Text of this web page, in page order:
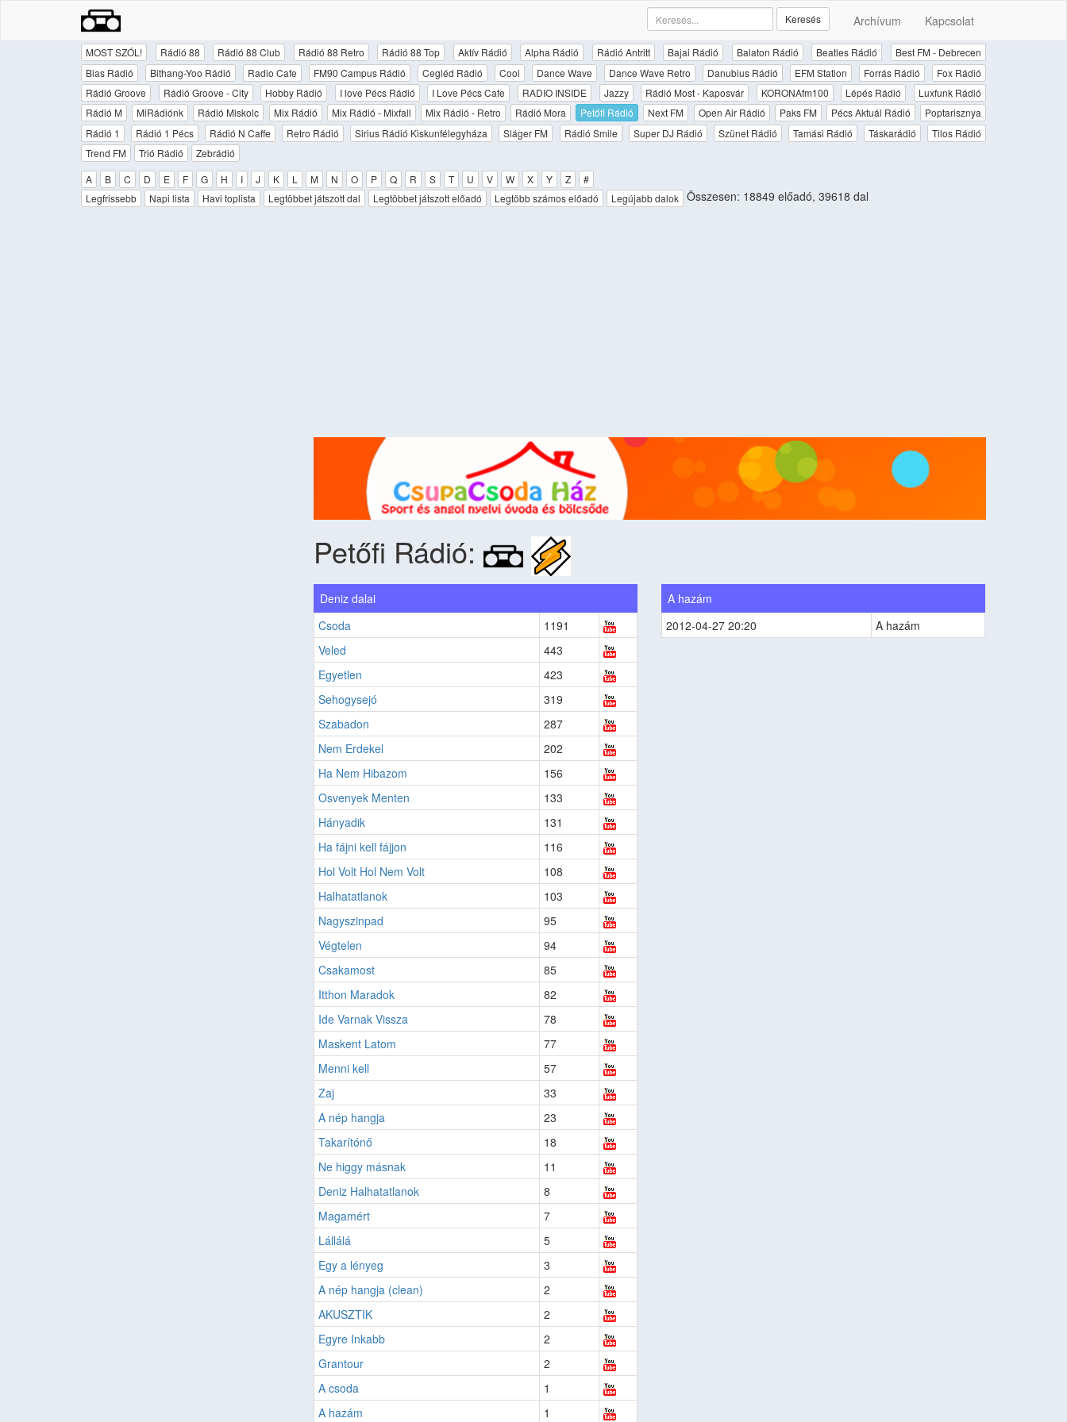
Archívum Kapcsolat
Keresés
MOST SZÓL! Rádió 88 Rádió 88 Club Rádió 88 Retro Rádió 88 Top Aktív Rádió Alpha Rádió Rádió Antritt Bajai Rádió Balaton Rádió Beatles Rádió
Best FM - Debrecen
Bias Rádió
Bithang-Yoo Rádió Radio Cafe FM90 Campus Rádió Cegléd Rádió Cool Dance Wave Dance Wave Retro Danubius Rádió EFM Station Forrás Rádió
Fox Rádió
Rádió Groove
Rádió Groove - City Hobby Rádió I love Pécs Rádió I Love Pécs Cafe RADIO INSIDE Jazzy Rádió Most - Kaposvár KORONAfm100 Lépés Rádió
Luxfunk Rádió
Rádió M
MiRádiónk Rádió Miskolc Mix Rádió Mix Rádió - Mixfall Mix Rádió - Retro Rádió Mora Petőfi Rádió Next FM Open Air Rádió Paks FM Pécs Aktuál Rádió
Poptarisznya
Rádió 1
Rádió 1 Pécs Rádió N Caffe Retro Rádió Sirius Rádió Kiskunfélegyháza Sláger FM Rádió Smile Super DJ Rádió Szünet Rádió Tamási Rádió Táskarádió
Tilos Rádió
Trend FM
Trió Rádió
Zebrádió
A
B C D E F G H I J K L M N O P Q R S T U V W X Y Z
#
Legfrissebb
Napi lista Havi toplista Legtöbbet játszott dal Legtöbbet játszott előadó Legtöbb számos előadó Legújabb dalok Összesen: 18849 előadó, 39618 dal
Petőfi Rádió:
Deniz dalai
Csoda
1191
Veled
443
Egyetlen
423
Sehogysejó
319
Szabadon
287
Nem Erdekel
202
Ha Nem Hibazom
156
Osvenyek Menten
133
Hányadik
131
Ha fájni kell fájjon
116
Hol Volt Hol Nem Volt
108
Halhatatlanok
103
Nagyszinpad
95
Végtelen
94
Csakamost
85
Itthon Maradok
82
Ide Varnak Vissza
78
Maskent Latom
77
Menni kell
57
Zaj
33
A nép hangja
23
Takarítónő
18
Ne higgy másnak
11
Deniz Halhatatlanok
8
Magamért
7
Lállálá
5
Egy a lényeg
3
A nép hangja (clean)
2
AKUSZTIK
2
Egyre Inkabb
2
Grantour
2
A csoda
1
A hazám
1
A hazám
2012-04-27 20:20
A hazám